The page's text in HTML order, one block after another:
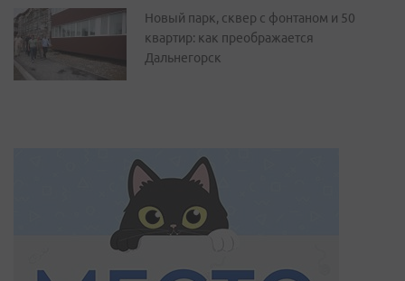
Новый парк, сквер с фонтаном и 50
квартир: как преображается
Дальнегорск